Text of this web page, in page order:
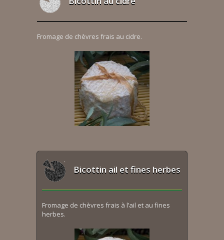
Fromage de chèvres frais au cidre.
Bicottin ail et fines herbes
Fromage de chèvres frais à l’ail et au fines
herbes.